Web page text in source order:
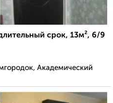
срок, 13м², 6/9
Академический